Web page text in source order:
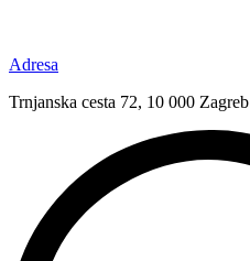
Adresa
Trnjanska cesta 72, 10 000 Zagreb